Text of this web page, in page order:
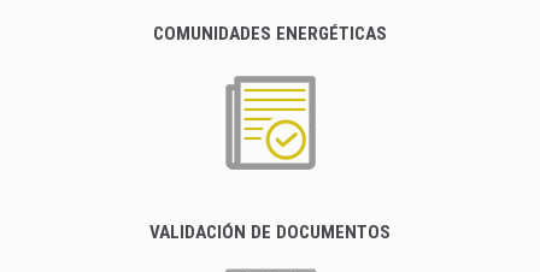
COMUNIDADES ENERGÉTICAS
VALIDACIÓN DE DOCUMENTOS